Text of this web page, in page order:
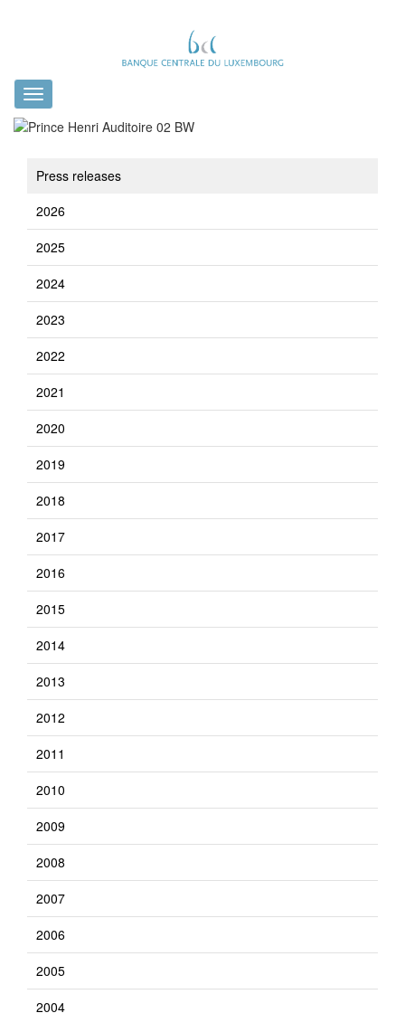
Toggle
navigation
Press releases
2026
2025
2024
2023
2022
2021
2020
2019
2018
2017
2016
2015
2014
2013
2012
2011
2010
2009
2008
2007
2006
2005
2004